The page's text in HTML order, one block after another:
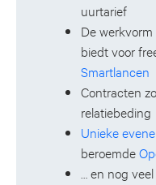
uurtarief
De
biedt voor
Smartlancen
Contracten
relatiebeding
Unieke
beroemde
… en nog